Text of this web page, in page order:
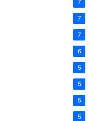
7
7
7
6
5
5
5
5